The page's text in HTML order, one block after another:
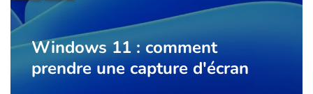
Windows 11 : comment
prendre une capture d'écran